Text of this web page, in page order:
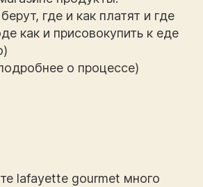
где и как платят и где
как и присовокупить к еде
о процессе)
lafayette gourmet много